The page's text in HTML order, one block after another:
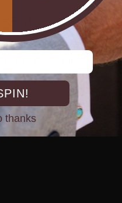
明度
基础设施来支撑。近年
对可追溯性档案的逐步要求
thanks